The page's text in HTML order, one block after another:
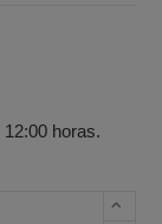
horas.